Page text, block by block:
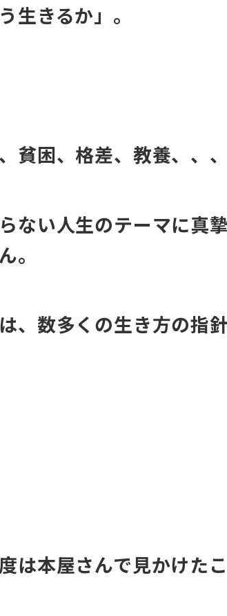
生きるか」。
貧困、格差、教養、、、
ない人生のテーマに真
。
、数多くの生き方の指
は本屋さんで見かけた